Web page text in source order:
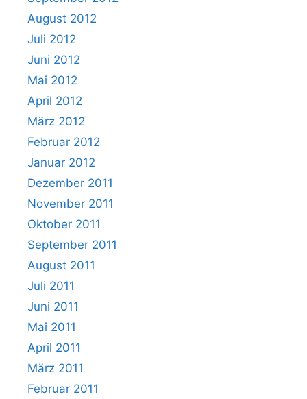
August 2012
Juli 2012
Juni 2012
Mai 2012
April 2012
März 2012
Februar 2012
Januar 2012
Dezember 2011
November 2011
Oktober 2011
September 2011
August 2011
Juli 2011
Juni 2011
Mai 2011
April 2011
März 2011
Februar 2011